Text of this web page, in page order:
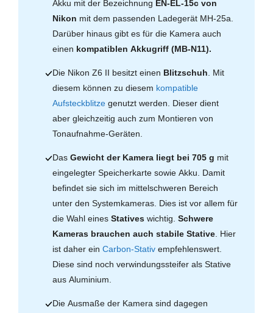
Akku mit der Bezeichnung EN-EL-15c von
Nikon mit dem passenden Ladegerät MH-25a.
Darüber hinaus gibt es für die Kamera auch
einen kompatiblen Akkugriff (MB-N11).
Die Nikon Z6 II besitzt einen Blitzschuh . Mit
diesem können zu diesem kompatible
Aufsteckblitze genutzt werden. Dieser dient
aber gleichzeitig auch zum Montieren von
Tonaufnahme-Geräten.
DasGewicht der Kamera liegt bei 705 g mit
eingelegter Speicherkarte sowie Akku. Damit
befindet sie sich im mittelschweren Bereich
unter den Systemkameras. Dies ist vor allem für
die Wahl einesStativeswichtig.Schwere
Kameras brauchen auch stabile Stative . Hier
ist daher ein Carbon-Stativ empfehlenswert.
Diese sind noch verwindungssteifer als Stative
aus Aluminium.
Die Ausmaße der Kamera sind dagegen